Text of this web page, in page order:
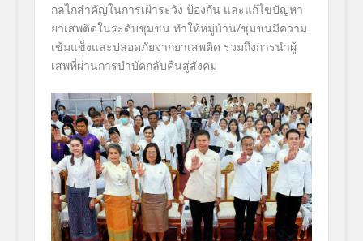
กลไกสำคัญในการเฝ้าระวัง ป้องกัน และแก้ไขปัญหา
ยาเสพติดในระดับชุมชน ทำให้หมู่บ้าน/ชุมชนมีความ
เข้มแข็งและปลอดภัยจากยาเสพติด รวมถึงการนำผู้
เสพที่ผ่านการบำบัดกลับคืนสู่สังคม